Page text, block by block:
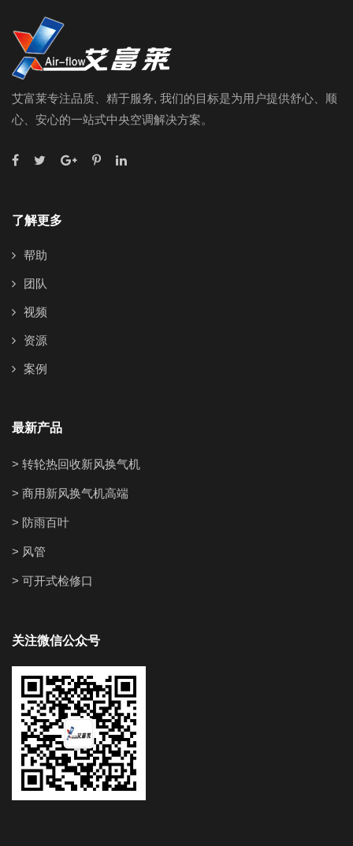
艾富莱专注品质、精于服务, 我们的目标是为用户提供舒心、顺
心、安心的一站式中央空调解决方案。
了解更多
帮助
团队
视频
资源
案例
最新产品
> 转轮热回收新风换气机
> 商用新风换气机高端
> 防雨百叶
> 风管
> 可开式检修口
关注微信公众号